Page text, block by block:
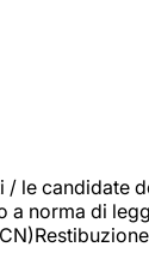
/ le candidate
norma di